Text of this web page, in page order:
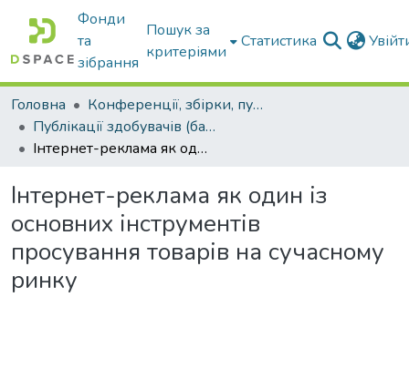
Фонди
та
зібрання
Пошук за
критеріями
Статистика
Головна
Конференції, збірки, публікації молодих вчених і здобувачів : магістрів, бакалаврів, аспірантів.
Публікації здобувачів (бакалаврів. магістрів, аспірантів)
Інтернет-реклама як один із основних інструментів просування товарів на сучасному ринку
Інтернет-реклама як один із
основних інструментів
просування товарів на сучасному
ринку